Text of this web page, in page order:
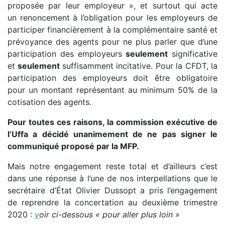
proposée par leur employeur », et surtout qui acte
un renoncement à l’obligation pour les employeurs de
participer financièrement à la complémentaire santé et
prévoyance des agents pour ne plus parler que d’une
participation des employeursseulement significative
etseulement suffisamment incitative. Pour la CFDT, la
participation des employeurs doit être obligatoire
pour un montant représentant au minimum 50% de la
cotisation des agents.
Pour toutes ces raisons, la commission exécutive de
l’Uffa a décidé unanimement de ne pas signer le
communiqué proposé par la MFP.
Mais notre engagement reste total et d’ailleurs c’est
dans une réponse à l’une de nos interpellations que le
secrétaire d’État Olivier Dussopt a pris l’engagement
de reprendre la concertation au deuxième trimestre
2020 : voir ci-dessous « pour aller plus loin »